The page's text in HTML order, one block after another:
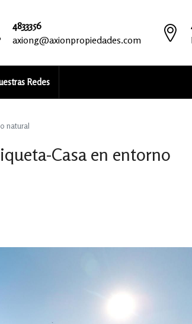
4833356
axiong@axionpropiedades.com
Redes
natural
Casa en entorno